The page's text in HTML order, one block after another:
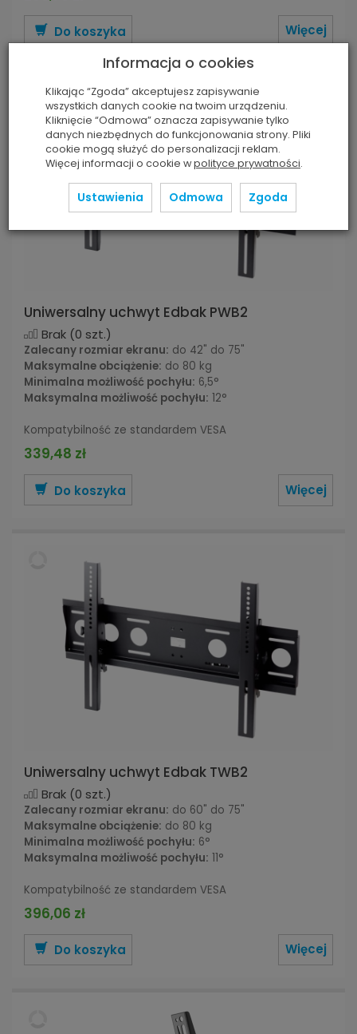
Do koszyka Więcej
Uniwersalny uchwyt Edbak PWB2
Brak (0 szt.)
Zalecany rozmiar ekranu: do 42" do 75"
Maksymalne obciążenie: do 80 kg
Minimalna możliwość pochyłu: 6,5°
Maksymalna możliwość pochyłu: 12°
Kompatybilność ze standardem VESA
339,48 zł
Do koszyka Więcej
Uniwersalny uchwyt Edbak TWB2
Brak (0 szt.)
Zalecany rozmiar ekranu: do 60" do 75"
Maksymalne obciążenie: do 80 kg
Minimalna możliwość pochyłu: 6°
Maksymalna możliwość pochyłu: 11°
Kompatybilność ze standardem VESA
396,06 zł
Do koszyka Więcej
Informacja o cookies
Klikając “Zgoda” akceptujesz zapisywanie
wszystkich danych cookie na twoim urządzeniu.
Kliknięcie “Odmowa” oznacza zapisywanie tylko
danych niezbędnych do funkcjonowania strony. Pliki
cookie mogą służyć do personalizacji reklam.
Więcej informacji o cookie wpolityce prywatności.
Ustawienia Odmowa Zgoda